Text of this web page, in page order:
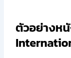
ตัวอย่างห